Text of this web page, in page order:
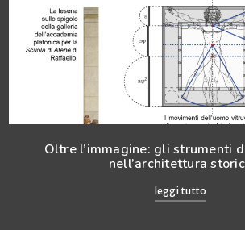
Oltre l’immagine: gli strumenti
nell’architettura
leggi tutto